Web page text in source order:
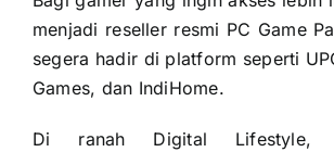
menjadi reseller resmi PC Game
segera hadir di platform seperti
Games, dan IndiHome.
Di ranah Digital Lifestyle,